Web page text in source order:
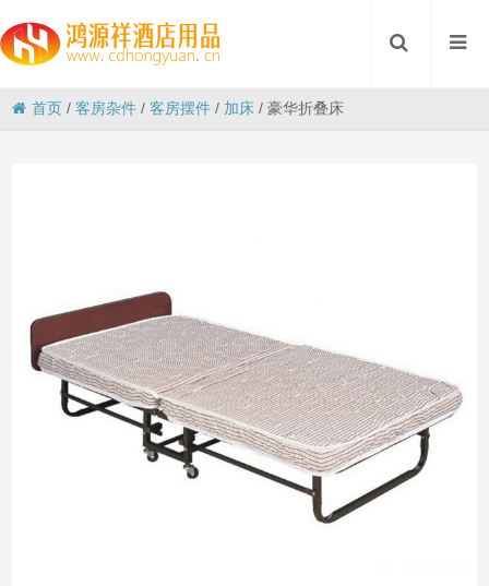
首页 /客房杂件 /客房摆件 / 加床 /豪华折叠床